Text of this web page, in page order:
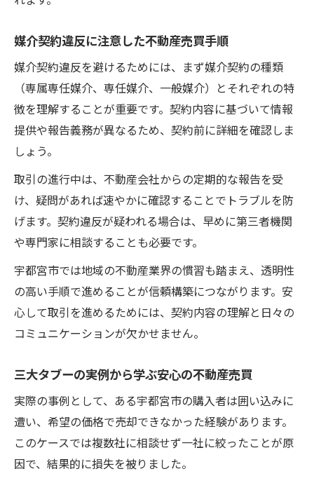
媒介契約違反に注意した不動産売買手順
媒介契約違反を避けるためには、まず媒介契約の種類
（専属専任媒介、専任媒介、一般媒介）とそれぞれの特
徴を理解することが重要です。契約内容に基づいて情報
提供や報告義務が異なるため、契約前に詳細を確認しま
しょう。
取引の進行中は、不動産会社からの定期的な報告を受
け、疑問があれば速やかに確認することでトラブルを防
げます。契約違反が疑われる場合は、早めに第三者機関
や専門家に相談することも必要です。
宇都宮市では地域の不動産業界の慣習も踏まえ、透明性
の高い手順で進めることが信頼構築につながります。安
心して取引を進めるためには、契約内容の理解と日々の
コミュニケーションが欠かせません。
三大タブーの実例から学ぶ安心の不動産売買
実際の事例として、ある宇都宮市の購入者は囲い込みに
遭い、希望の価格で売却できなかった経験があります。
このケースでは複数社に相談せず一社に絞ったことが原
因で、結果的に損失を被りました。